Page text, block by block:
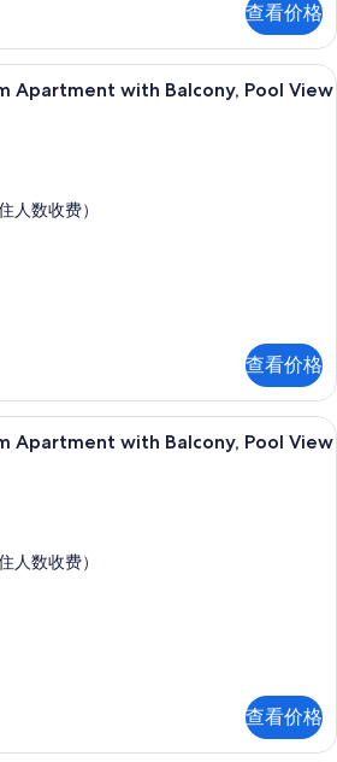
查看价格
高档床上用品、客房内保险箱、免费
Apartment with Balcony, Pool View
人数收费）
查看价格
高档床上用品、客房内保险箱、免费
Apartment with Balcony, Pool View
人数收费）
查看价格